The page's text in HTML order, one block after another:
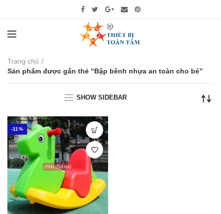
Trang chủ
Sản phẩm được gắn thẻ “Bập bênh nhựa an toàn cho bé”
SHOW SIDEBAR
-11%